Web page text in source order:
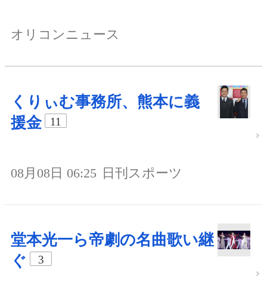
オリコンニュース
くりぃむ事務所、熊本に義
援金
11
08月08日 06:25 日刊スポーツ
堂本光一ら帝劇の名曲歌い継
ぐ
3